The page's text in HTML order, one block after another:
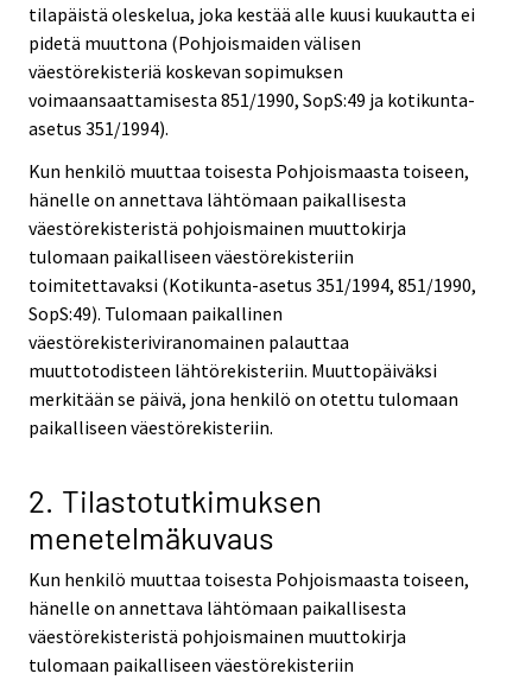
tilapäistä oleskelua, joka kestää alle kuusi kuukautta ei
pidetä muuttona (Pohjoismaiden välisen
väestörekisteriä koskevan sopimuksen
voimaansaattamisesta 851/1990, SopS:49 ja kotikunta-
asetus 351/1994).
Kun henkilö muuttaa toisesta Pohjoismaasta toiseen,
hänelle on annettava lähtömaan paikallisesta
väestörekisteristä pohjoismainen muuttokirja
tulomaan paikalliseen väestörekisteriin
toimitettavaksi (Kotikunta-asetus 351/1994, 851/1990,
SopS:49). Tulomaan paikallinen
väestörekisteriviranomainen palauttaa
muuttotodisteen lähtörekisteriin. Muuttopäiväksi
merkitään se päivä, jona henkilö on otettu tulomaan
paikalliseen väestörekisteriin.
2. Tilastotutkimuksen
menetelmäkuvaus
Kun henkilö muuttaa toisesta Pohjoismaasta toiseen,
hänelle on annettava lähtömaan paikallisesta
väestörekisteristä pohjoismainen muuttokirja
tulomaan paikalliseen väestörekisteriin